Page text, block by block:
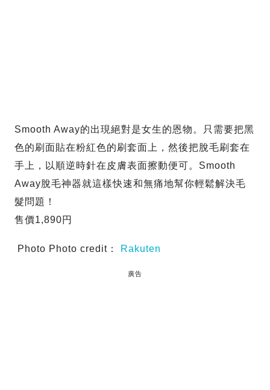
Smooth Away的出現絕對是女生的恩物。只需要把黑
色的刷面貼在粉紅色的刷套面上，然後把脫毛刷套在
手上，以順逆時針在皮膚表面擦動便可。Smooth
Away脫毛神器就這樣快速和無痛地幫你輕鬆解決毛
髮問題！
售價1,890円
Photo Photo credit： Rakuten
廣告